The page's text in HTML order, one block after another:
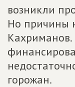
возникли
Но причины
Кахриманов.
горожан.